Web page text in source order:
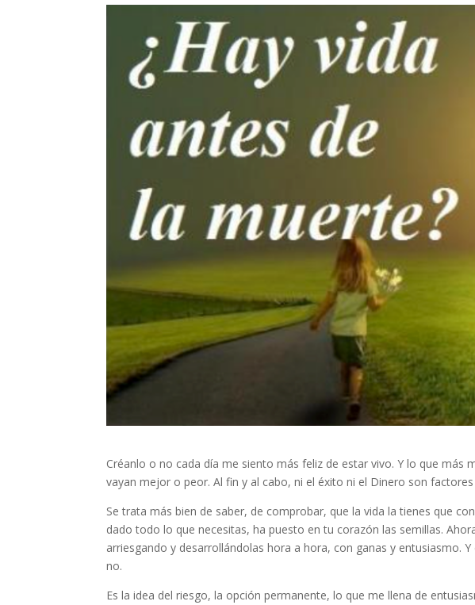
Créanlo o no cada día me siento más feliz de estar vivo. Y lo que más
vayan mejor o peor. Al fin y al cabo, ni el éxito ni el Dinero son
Se trata más bien de saber, de comprobar, que la vida la tienes que
dado todo lo que necesitas, ha puesto en tu corazón las semillas.
arriesgando y desarrollándolas hora a hora, con ganas y entusiasmo.
no.
Es la idea del riesgo, la opción permanente, lo que me llena de